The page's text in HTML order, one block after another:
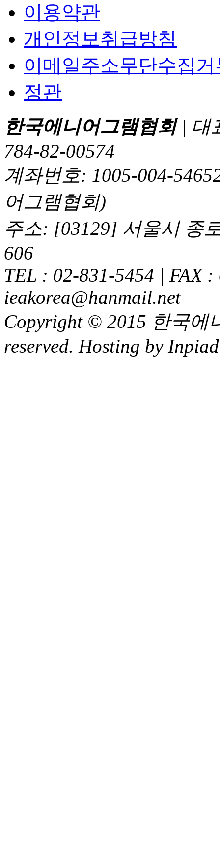
이용약관
개인정보취급방침
이메일주소무단수집거
정관
한국에니어그램협회| 대
784-82-00574
계좌번호: 1005-004-
어그램협회)
주소: [03129] 서울시 종
606
TEL : 02-831-5454 | FAX
ieakorea@hanmail.net
Copyright © 2015 한국에
reserved. Hosting by